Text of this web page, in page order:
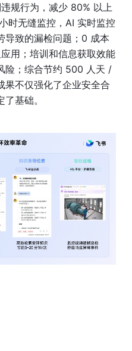
规行为，减少 80% 以上
时无缝监控，AI 实时监控
导致的漏检问题；0 成本
用；培训和信息获取效能
险；综合节约 500 人天 /
果不仅强化了企业安全合
基础。